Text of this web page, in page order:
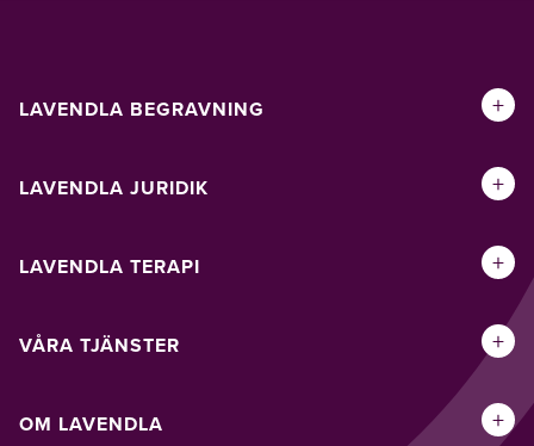
LAVENDLA BEGRAVNING +
LAVENDLA JURIDIK +
LAVENDLA TERAPI +
VÅRA TJÄNSTER +
OM LAVENDLA +